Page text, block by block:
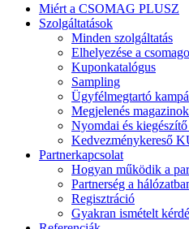
Miért a CSOMAG PLUSZ
Szolgáltatások
Minden szolgáltatás
Elhelyezése a
Kuponkatalógus
Sampling
Ügyfélmegtartó
Megjelenés
Nyomdai és
Kedvezménykereső
Partnerkapcsolat
Hogyan működik a
Partnerség a
Regisztráció
Gyakran ismételt